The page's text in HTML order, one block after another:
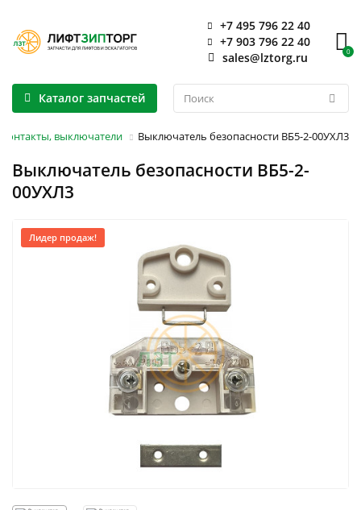
+7 495 796 22 40
+7 903 796 22 40
sales@lztorg.ru
0
Каталог запчастей
выключатели Выключатель безопасности ВБ5-2-00УХЛ3
Выключатель безопасности ВБ5-2-
00УХЛ3
Лидер продаж!